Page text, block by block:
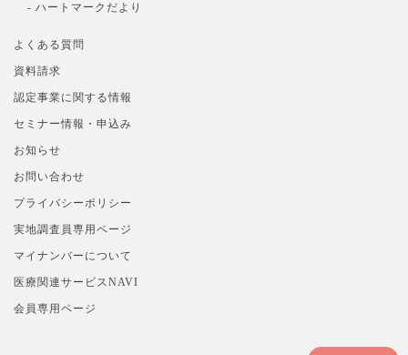
- ハートマークだより
よくある質問
資料請求
認定事業に関する情報
セミナー情報・申込み
お知らせ
お問い合わせ
プライバシーポリシー
実地調査員専用ページ
マイナンバーについて
医療関連サービスNAVI
会員専用ページ